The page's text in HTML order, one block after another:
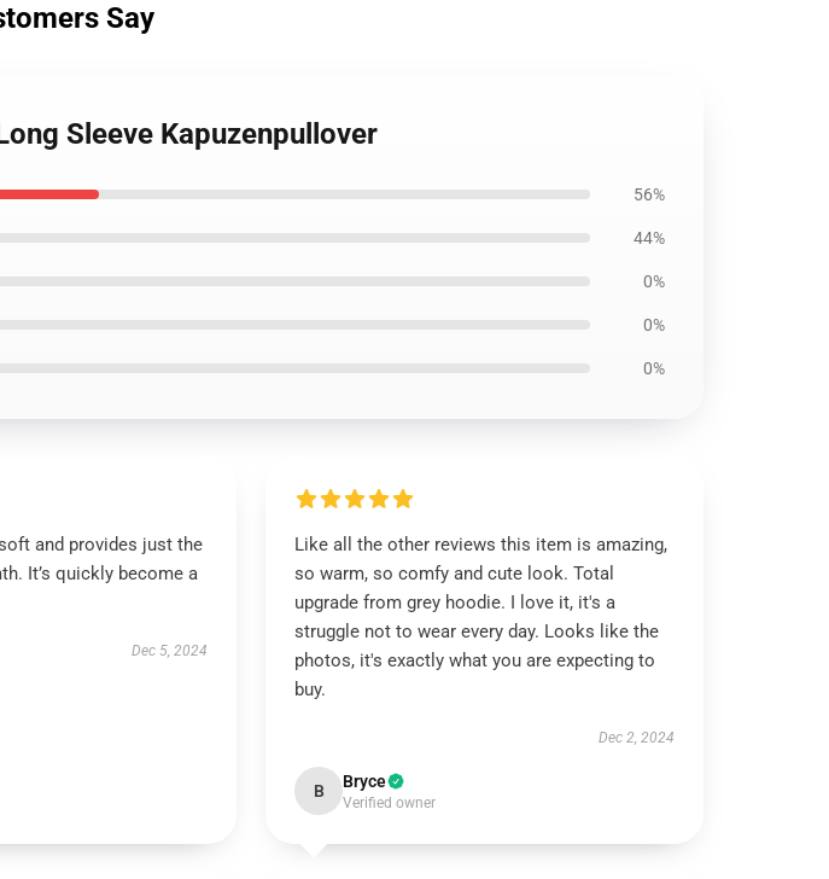
Say
Sleeve Kapuzenpullover
56%
44%
0%
0%
0%
and provides just the
It’s quickly become a
Dec 5, 2024
Like all the other reviews this item is amazing,
so warm, so comfy and cute look. Total
upgrade from grey hoodie. I love it, it's a
struggle not to wear every day. Looks like the
photos, it's exactly what you are expecting to
buy.
Dec 2, 2024
B Bryce
Verified owner